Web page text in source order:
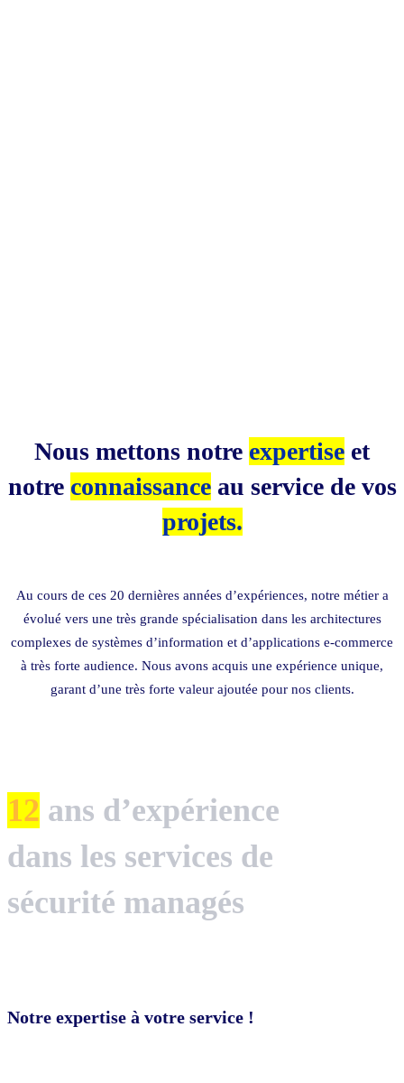
Nous mettons notre expertise et
notre connaissanceau service de vos
projets.
Au cours de ces 20 dernières années d’expériences, notre métier a
évolué vers une très grande spécialisation dans les architectures
complexes de systèmes d’information et d’applications e-commerce
à très forte audience. Nous avons acquis une expérience unique,
garant d’une très forte valeur ajoutée pour nos clients.
12 ans d’expérience
dans les services de
sécurité managés
Notre expertise à votre service !